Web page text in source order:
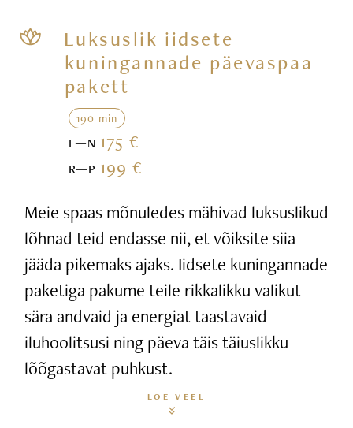
Luksuslik iidsete
kuningannade päevaspaa
pakett
190 min
E—N175 €
R—P199 €
Meie spaas mõnuledes mähivad luksuslikud
lõhnad teid endasse nii, et võiksite siia
jääda pikemaks ajaks. Iidsete kuningannade
paketiga pakume teile rikkalikku valikut
sära andvaid ja energiat taastavaid
iluhoolitsusi ning päeva täis täiuslikku
lõõgastavat puhkust.
LOE VEEL